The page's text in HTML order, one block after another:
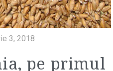
3, 2018
pe primul